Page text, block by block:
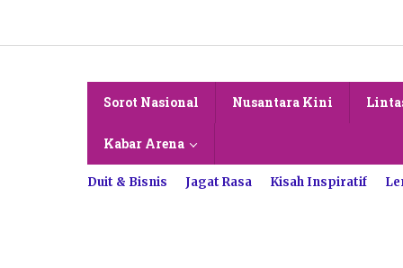
konten
Sorot Nasional Nusantara Kini
Kabar Arena
Duit & Bisnis Jagat Rasa Kisah Inspiratif